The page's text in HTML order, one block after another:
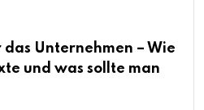
Unternehmen – Wie
und was sollte man